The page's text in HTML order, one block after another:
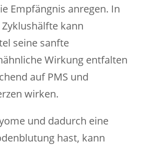
Empfängnis anregen. In
kann
seine sanfte
Wirkung entfalten
auf PMS und
wirken.
und dadurch eine
hast, kann